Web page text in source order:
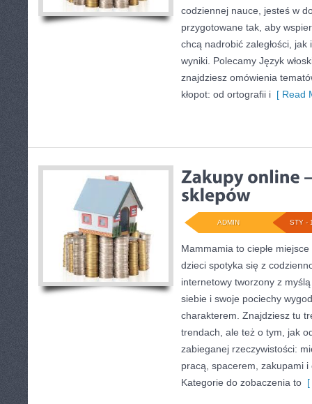
codziennej nauce, jesteś w
przygotowane tak, aby
chcą nadrobić zaległości,
wyniki. Polecamy Język
znajdziesz omówienia
kłopot: od ortografii i [ Read
STY -
ADMIN
Mammamia to ciepłe
dzieci spotyka się z
internetowy tworzony z
siebie i swoje pociechy
charakterem. Znajdziesz tu
trendach, ale też o tym, jak
zabieganej rzeczywistości:
pracą, spacerem, zakupami
Kategorie do zobaczenia to [